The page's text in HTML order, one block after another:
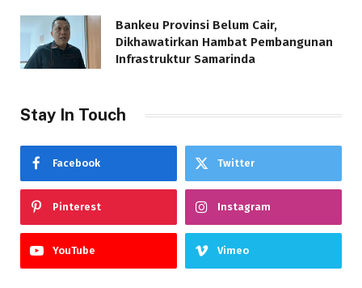
Bankeu Provinsi Belum Cair,
Dikhawatirkan Hambat Pembangunan
Infrastruktur Samarinda
Stay In Touch
Facebook Twitter
Pinterest Instagram
YouTube Vimeo